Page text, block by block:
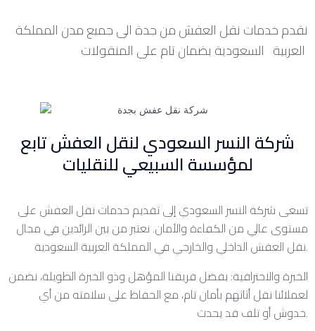
نقدم خدمات نقل العفش من جدة الى جميع مدن المملكة
شركة النسر السعودي لنقل العفش تابع
لمؤسسة السبيعي للنقليات
تسعى شركة النسر السعودي إلى تقديم خدمات نقل العفش على
مستوى عالي من الكفاءة والأمان. نعتبر من بين الرائدين في مجال
نقل العفش الداخلي والخارجي في المملكة العربية السعودية.
الخبرة والاحترافية: بفضل فريقنا المؤهل وذو الخبرة الطويلة، نضمن
لعملائنا نقل أثاثهم بأمان تام، مع الحفاظ على سلامته من أي
خدوش أو تلف قد يحدث.